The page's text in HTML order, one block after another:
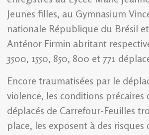
Jeunes filles, au Gymnasium
nationale République du Brésil
Anténor Firmin abritant
3500, 1550, 850, 800 et 771
Encore traumatisées par le
violence, les conditions précaires
déplacés de Carrefour-Feuilles
place, les exposent à des risques